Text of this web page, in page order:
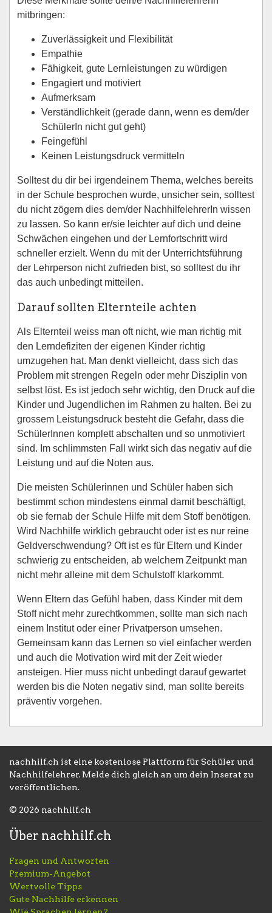
mitbringen:
Zuverlässigkeit und Flexibilität
Empathie
Fähigkeit, gute Lernleistungen zu würdigen
Engagiert und motiviert
Aufmerksam
Verständlichkeit (gerade dann, wenn es dem/der
SchülerIn nicht gut geht)
Feingefühl
Keinen Leistungsdruck vermitteln
Solltest du dir bei irgendeinem Thema, welches bereits
in der Schule besprochen wurde, unsicher sein, solltest
du nicht zögern dies dem/der NachhilfelehrerIn wissen
zu lassen. So kann er/sie leichter auf dich und deine
Schwächen eingehen und der Lernfortschritt wird
schneller erzielt. Wenn du mit der Unterrichtsführung
der Lehrperson nicht zufrieden bist, so solltest du ihr
das auch unbedingt mitteilen.
Darauf sollten Elternteile achten
Als Elternteil weiss man oft nicht, wie man richtig mit
den Lerndefiziten der eigenen Kinder richtig
umzugehen hat. Man denkt vielleicht, dass sich das
Problem mit strengen Regeln oder mehr Disziplin von
selbst löst. Es ist jedoch sehr wichtig, den Druck auf die
Kinder und Jugendlichen im Rahmen zu halten. Bei zu
grossem Leistungsdruck besteht die Gefahr, dass die
SchülerInnen komplett abschalten und so unmotiviert
sind. Im schlimmsten Fall wirkt sich das negativ auf die
Leistung und auf die Noten aus.
Die meisten Schülerinnen und Schüler haben sich
bestimmt schon mindestens einmal damit beschäftigt,
ob sie fernab der Schule Hilfe mit dem Stoff benötigen.
Wird Nachhilfe wirklich gebraucht oder ist es nur reine
Geldverschwendung? Oft ist es für Eltern und Kinder
schwierig zu entscheiden, ab welchem Zeitpunkt man
nicht mehr alleine mit dem Schulstoff klarkommt.
Wenn Eltern das Gefühl haben, dass Kinder mit dem
Stoff nicht mehr zurechtkommen, sollte man sich nach
einem Institut oder einer Privatperson umsehen.
Gemeinsam kann das Lernen so viel einfacher werden
und auch die Motivation wird mit der Zeit wieder
ansteigen. Hier muss nicht unbedingt darauf gewartet
werden bis die Noten negativ sind, man sollte bereits
präventiv vorgehen.
nachhilf.ch ist eine kostenlose Plattform für Schüler und
Nachhilfelehrer. Melde dich gleich an um dein Inserat zu
veröffentlichen.
© 2026 nachhilf.ch
Über nachhilf.ch
Fragen und Antworten
Premium-Angebot
Wertvolle Tipps
Gute Nachhilfe erkennen